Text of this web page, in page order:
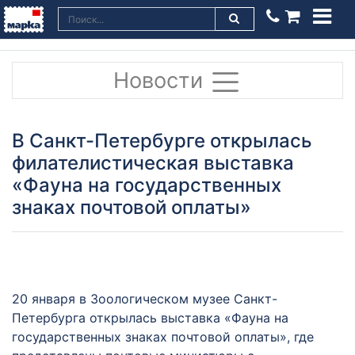
Новости
В Санкт-Петербурге открылась
филателистическая выставка
«Фауна на государственных
знаках почтовой оплаты»
20 января в Зоологическом музее Санкт-
Петербурга открылась выставка «Фауна на
государственных знаках почтовой оплаты», где